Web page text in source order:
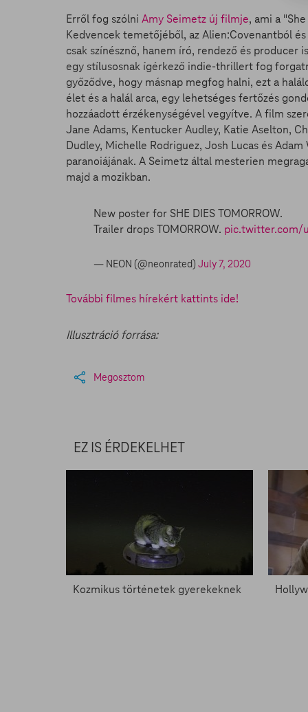
Erről fog szólni Amy Seimetz új filmje, ami a
Kedvencek temetőjéből, az Alien:Covenantból
csak színésznő, hanem író, rendező és producer
egy stílusosnak ígérkező indie-thrillert fog
győződve, hogy másnap megfog halni, ezt a
élet és a halál arca, egy lehetséges fertőzés
hozzáadott érzékenységével vegyítve. A film
Jane Adams, Kentucker Audley, Katie Aselton,
Dudley, Michelle Rodriguez, Josh Lucas és
paranoiájának. A Seimetz által mesterien
majd a mozikban.
New poster for SHE DIES TOMORROW.
Trailer drops TOMORROW. pic.twitter.com/
— NEON (@neonrated) July 7, 2020
További filmes hírekért kattints ide!
Illusztráció forrása:
Megosztom
EZ IS ÉRDEKELHET
Kozmikus történetek gyerekeknek